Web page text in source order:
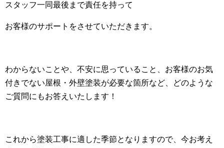
スタッフ一同最後まで責任を持って
お客様のサポートをさせていただきます。
わからないことや、不安に思っていること、お客様のお気
付きでない屋根・外壁塗装が必要な箇所など、どのような
ご質問にもお答えいたします！
これから塗装工事に適した季節となりますので、今お考え